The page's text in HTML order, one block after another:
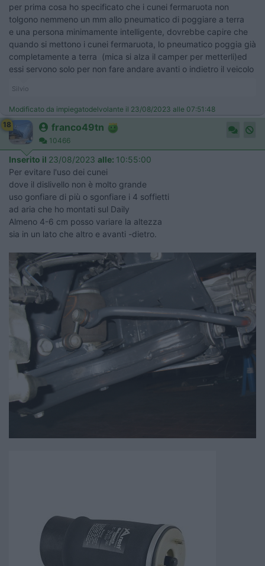
per prima cosa ho specificato che i cunei fermaruota non
tolgono nemmeno un mm allo pneumatico di poggiare a terra
e una persona minimamente intelligente, dovrebbe capire che
quando si mettono i cunei fermaruota, lo pneumatico poggia già
completamente a terra (mica si alza il camper per metterli)ed
essi servono solo per non fare andare avanti o indietro il veicolo
Silvio
Modificato da impiegatodelvolante il 23/08/2023 alle 07:51:48
18
franco49tn
10466
Inserito il 23/08/2023 alle: 10:55:00
Per evitare l'uso dei cunei
dove il dislivello non è molto grande
uso gonfiare di più o sgonfiare i 4 soffietti
ad aria che ho montati sul Daily
Almeno 4-6 cm posso variare la altezza
sia in un lato che altro e avanti -dietro.